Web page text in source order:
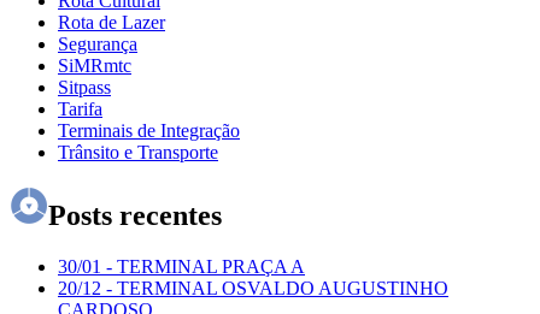
Rota de Lazer
Segurança
SiMRmtc
Sitpass
Tarifa
Terminais de Integração
Trânsito e Transporte
Posts recentes
30/01 - TERMINAL PRAÇA A
20/12 - TERMINAL OSVALDO AUGUSTINHO